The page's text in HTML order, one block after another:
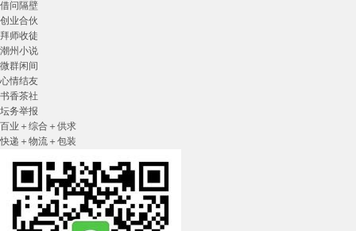
借问隔壁
创业合伙
拜师收徒
潮州小说
微群闲间
心情结友
书香茶社
坛务举报
百业＋综合＋供求
快递＋物流＋包装